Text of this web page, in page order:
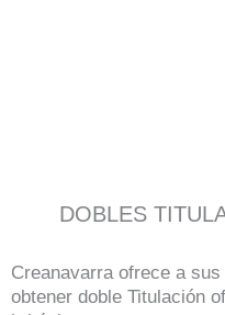
DOBLES
Creanavarra ofrece a
obtener doble Titulación